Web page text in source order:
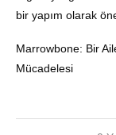
bir yapım olarak
Marrowbone: Bir
Mücadelesi